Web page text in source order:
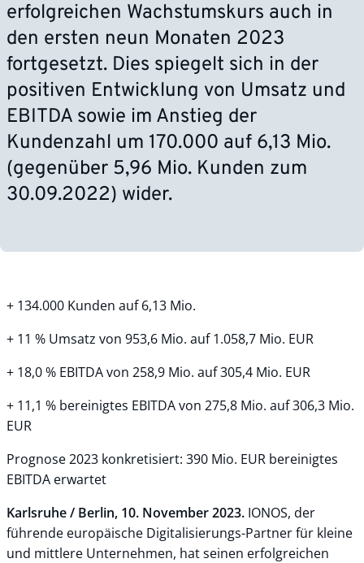
erfolgreichen Wachstumskurs auch in
den ersten neun Monaten 2023
fortgesetzt. Dies spiegelt sich in der
positiven Entwicklung von Umsatz und
EBITDA sowie im Anstieg der
Kundenzahl um 170.000 auf 6,13 Mio.
(gegenüber 5,96 Mio. Kunden zum
30.09.2022) wider.
+ 134.000 Kunden auf 6,13 Mio.
+ 11 % Umsatz von 953,6 Mio. auf 1.058,7 Mio. EUR
+ 18,0 % EBITDA von 258,9 Mio. auf 305,4 Mio. EUR
+ 11,1 % bereinigtes EBITDA von 275,8 Mio. auf 306,3 Mio.
EUR
Prognose 2023 konkretisiert: 390 Mio. EUR bereinigtes
EBITDA erwartet
Karlsruhe / Berlin, 10. November 2023. IONOS, der
führende europäische Digitalisierungs-Partner für kleine
und mittlere Unternehmen, hat seinen erfolgreichen